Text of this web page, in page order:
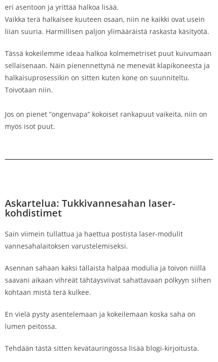
eri asentoon ja yrittää halkoa lisää.
Vaikka terä halkaisee kuuteen osaan, niin ne kaikki ovat usein
liian suuria. Harmillisen paljon ylimääräistä raskasta käsityötä.
Tässä kokeilemme ideaa halkoa kolmemetriset puut kuivumaan
sellaisenaan. Näin pienennettynä ne menevät klapikoneesta ja
halkaisuprosessikin on sitten kuten kone on suunniteltu.
Toivotaan niin.
Jos on pienet ”ongenvapa” kokoiset rankapuut vaikeita, niin on
myös isot puut.
Askartelua: Tukkivannesahan laser-
kohdistimet
Sain viimein tullattua ja haettua postista laser-modulit
vannesahalaitoksen varustelemiseksi.
Asennan sahaan kaksi tällaista halpaa modulia ja toivon niillä
saavani aikaan vihreät tähtäysviivat sahattavaan pölkyyn siihen
kohtaan mistä terä kulkee.
En vielä pysty asentelemaan ja kokeilemaan koska saha on
lumen peitossa.
Tehdään tästä sitten kevätauringossa lisää blogi-kirjoitusta.